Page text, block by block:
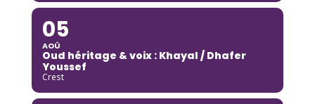
05
AOÛ
Oud héritage & voix : Khayal / Dhafer
Youssef
Crest